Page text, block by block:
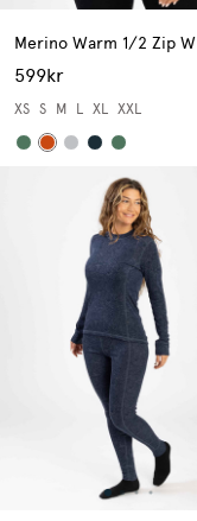
Merino Warm 1/2 Zip W
599kr
XS S M L XL
XXL